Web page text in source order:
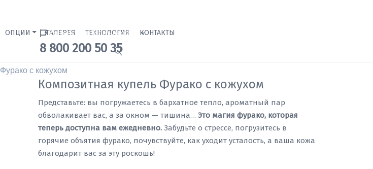
ОПЦИИ ГАЛЕРЕЯ ТЕХНОЛОГИЯ КОНТАКТЫ
Краснодар Бренд-офис
8 800 200 50 35
Фурако с кожухом
Композитная купель Фурако с кожухом
Представьте: вы погружаетесь в бархатное тепло, ароматный пар
обволакивает вас, а за окном — тишина… Это магия фурако, которая
теперь доступна вам ежедневно. Забудьте о стрессе, погрузитесь в
горячие объятия фурако, почувствуйте, как уходит усталость, а ваша кожа
благодарит вас за эту роскошь!